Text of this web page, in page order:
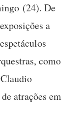
(24). De
a
como
atrações em